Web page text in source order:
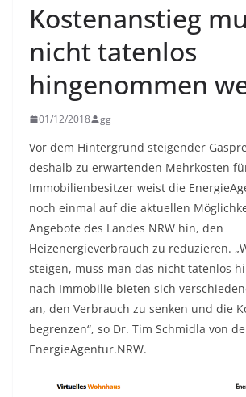
Kostenanstieg
nicht tatenlos
hingenommen
01/12/2018 gg
Vor dem Hintergrund steigender
deshalb zu erwartenden Mehrkosten
Immobilienbesitzer weist die
noch einmal auf die aktuellen
Angebote des Landes NRW hin, den
Heizenergieverbrauch zu reduzieren.
steigen, muss man das nicht tatenlos
nach Immobilie bieten sich
an, den Verbrauch zu senken und die
begrenzen“, so Dr. Tim Schmidla von
EnergieAgentur.NRW.